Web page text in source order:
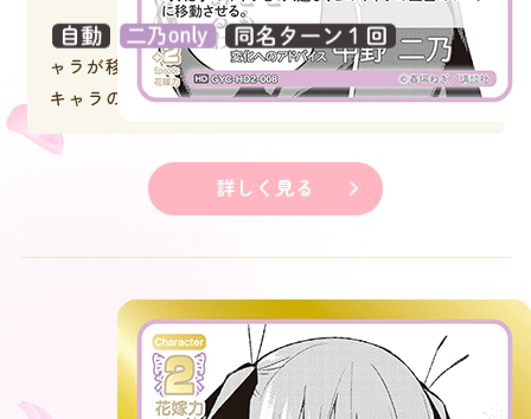
：このキ
ャラが移動した時、相手のキャラを１人選び、この
キャラの正面のレーンに移動させる。
詳しく見る